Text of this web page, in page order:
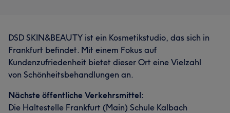
DSD SKIN&BEAUTY ist ein Kosmetikstudio, das sich in
Frankfurt befindet. Mit einem Fokus auf
Kundenzufriedenheit bietet dieser Ort eine Vielzahl
von Schönheitsbehandlungen an.
Nächste öffentliche Verkehrsmittel:
Die Haltestelle Frankfurt (Main) Schule Kalbach